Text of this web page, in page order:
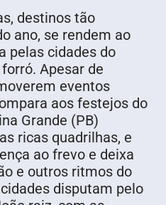
destinos tão
ano, se rendem ao
pelas cidades do
Apesar de
eventos
aos festejos do
Grande (PB)
ricas quadrilhas, e
ao frevo e deixa
e outros ritmos do
disputam pelo